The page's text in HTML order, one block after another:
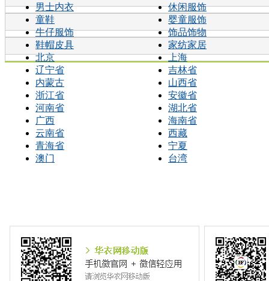
男士内衣
休闲服饰
童鞋
婴童服饰
牛仔服饰
饰品饰物
鞋帽皮具
家纺家居
北京
上海
辽宁省
吉林省
内蒙古
山西省
浙江省
安徽省
河南省
湖北省
广西
海南省
云南省
西藏
青海省
宁夏
澳门
台湾